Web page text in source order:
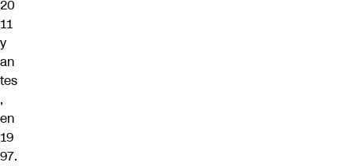
20
11
y
an
tes
,
en
19
97.